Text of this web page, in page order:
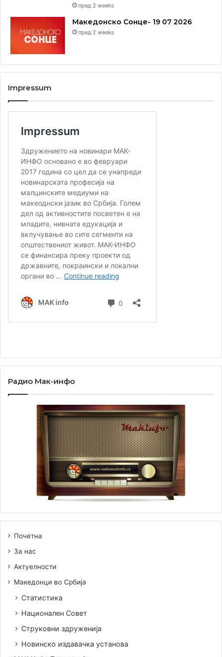
пред 2 weeks
Македонско Сонце- 19 07 2026
пред 2 weeks
Impressum
Радио Мак-инфо
Почетна
За нас
Актуелности
Македонци во Србија
Статистика
Национален Совет
Струковни здруженија
Новинско издавачка установа